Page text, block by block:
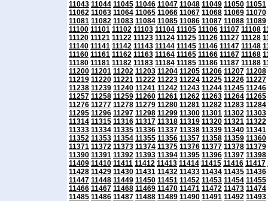
11043 11044 11045 11046 11047 11048 11049 11050 11051
11062 11063 11064 11065 11066 11067 11068 11069 11070
11081 11082 11083 11084 11085 11086 11087 11088 11089
11100 11101 11102 11103 11104 11105 11106 11107 11108
11120 11121 11122 11123 11124 11125 11126 11127 11128
11140 11141 11142 11143 11144 11145 11146 11147 11148
11160 11161 11162 11163 11164 11165 11166 11167 11168
11180 11181 11182 11183 11184 11185 11186 11187 11188
11200 11201 11202 11203 11204 11205 11206 11207 11208
11219 11220 11221 11222 11223 11224 11225 11226 11227
11238 11239 11240 11241 11242 11243 11244 11245 11246
11257 11258 11259 11260 11261 11262 11263 11264 11265
11276 11277 11278 11279 11280 11281 11282 11283 11284
11295 11296 11297 11298 11299 11300 11301 11302 11303
11314 11315 11316 11317 11318 11319 11320 11321 11322
11333 11334 11335 11336 11337 11338 11339 11340 11341
11352 11353 11354 11355 11356 11357 11358 11359 11360
11371 11372 11373 11374 11375 11376 11377 11378 11379
11390 11391 11392 11393 11394 11395 11396 11397 11398
11409 11410 11411 11412 11413 11414 11415 11416 11417
11428 11429 11430 11431 11432 11433 11434 11435 11436
11447 11448 11449 11450 11451 11452 11453 11454 11455
11466 11467 11468 11469 11470 11471 11472 11473 11474
11485 11486 11487 11488 11489 11490 11491 11492 11493